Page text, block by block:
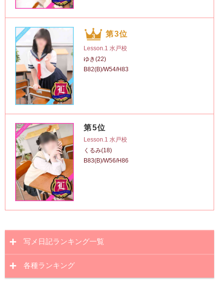
第3位
Lesson.1 水戸校
ゆき(22)
B82(B)/W54/H83
第5位
Lesson.1 水戸校
くるみ(18)
B83(B)/W56/H86
写メ日記ランキング一覧
各種ランキング